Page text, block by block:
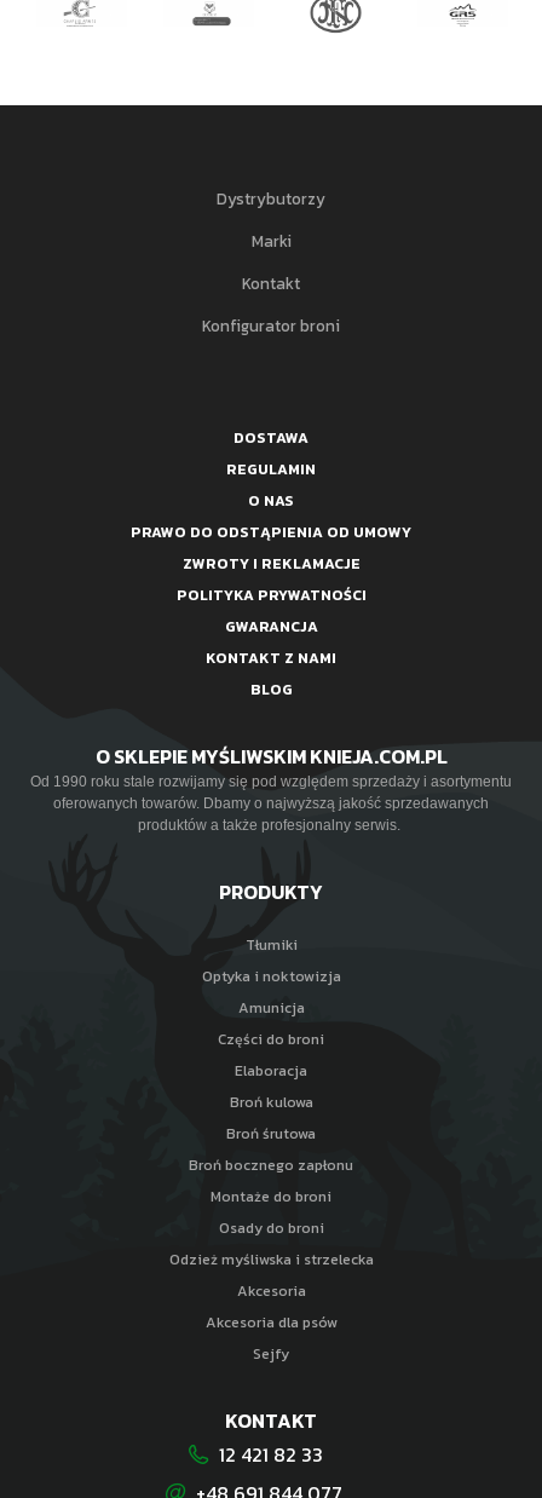
Dystrybutorzy
Marki
Kontakt
Konfigurator broni
DOSTAWA
REGULAMIN
O NAS
PRAWO DO ODSTĄPIENIA OD UMOWY
ZWROTY I REKLAMACJE
POLITYKA PRYWATNOŚCI
GWARANCJA
KONTAKT Z NAMI
BLOG
O SKLEPIE MYŚLIWSKIM KNIEJA.COM.PL
Od 1990 roku stale rozwijamy się pod względem sprzedaży i asortymentu
oferowanych towarów. Dbamy o najwyższą jakość sprzedawanych
produktów a także profesjonalny serwis.
PRODUKTY
Tłumiki
Optyka i noktowizja
Amunicja
Części do broni
Elaboracja
Broń kulowa
Broń śrutowa
Broń bocznego zapłonu
Montaże do broni
Osady do broni
Odzież myśliwska i strzelecka
Akcesoria
Akcesoria dla psów
Sejfy
KONTAKT
12 421 82 33